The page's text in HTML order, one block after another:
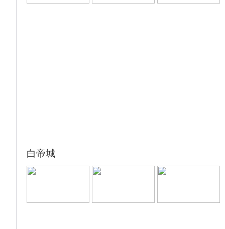
行程中所标时间为参考时间，以实际每天船上
安排为准，如有问题请第一时间到船上前台咨
询确认。
白帝城